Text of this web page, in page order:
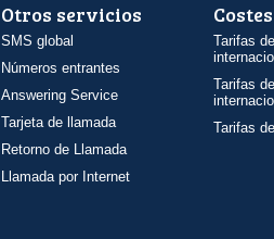
Otros servicios
SMS global
Números entrantes
Answering Service
Tarjeta de llamada
Retorno de Llamada
Llamada por Internet
Costes
Tarifas
Tarifas
Tarifas